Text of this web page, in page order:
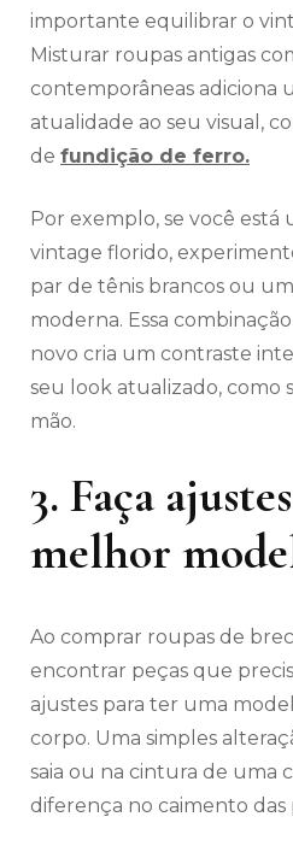
importante equilibrar o
Misturar roupas antigas
contemporâneas adiciona
atualidade ao seu visual,
de fundição de ferro.
Por exemplo, se você está
vintage florido,
par de tênis brancos ou
moderna. Essa
novo cria um contraste
seu look atualizado, como
mão.
3. Faça
melhor
Ao comprar roupas de
encontrar peças que
ajustes para ter uma
corpo. Uma simples
saia ou na cintura de uma
diferença no caimento das